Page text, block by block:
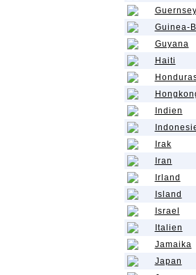
Guernsey
Guinea-
Guyana
Haiti
Indien
Irak
Iran
Irland
Island
Israel
Italien
Jamaika
Japan